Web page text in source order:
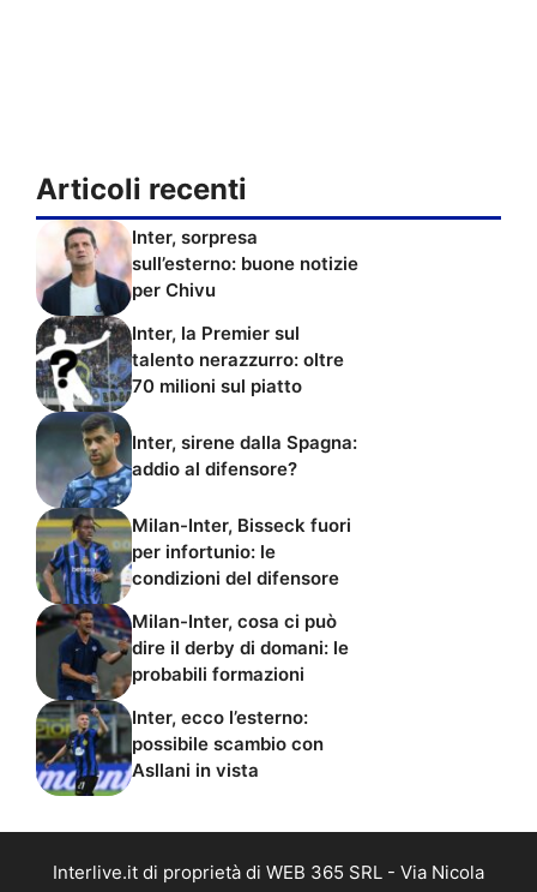
Articoli recenti
Inter, sorpresa
sull’esterno: buone notizie
per Chivu
Inter, la Premier sul
talento nerazzurro: oltre
70 milioni sul piatto
Inter, sirene dalla Spagna:
addio al difensore?
Milan-Inter, Bisseck fuori
per infortunio: le
condizioni del difensore
Milan-Inter, cosa ci può
dire il derby di domani: le
probabili formazioni
Inter, ecco l’esterno:
possibile scambio con
Asllani in vista
Interlive.it di proprietà di WEB 365 SRL - Via Nicola